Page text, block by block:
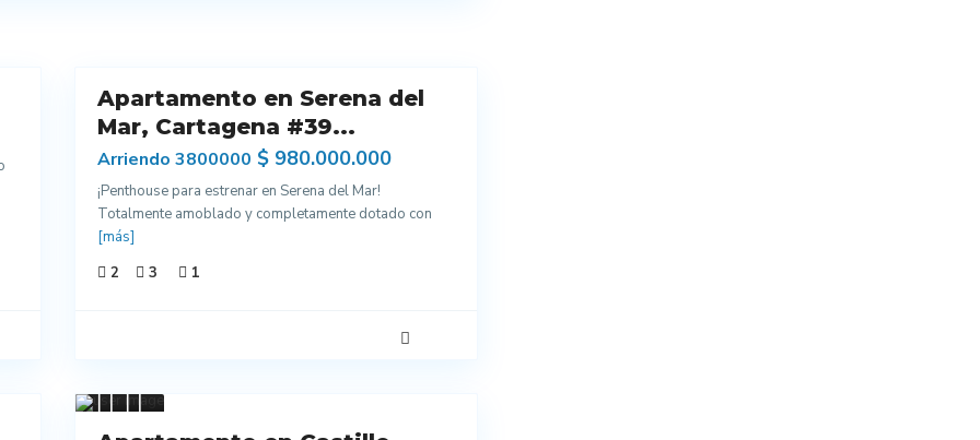
Apartamento en Serena del
Mar, Cartagena #39...
Arriendo 3800000 $ 980.000.000
¡Penthouse para estrenar en Serena del Mar!
Totalmente amoblado y completamente dotado con
[más]
2
3 1